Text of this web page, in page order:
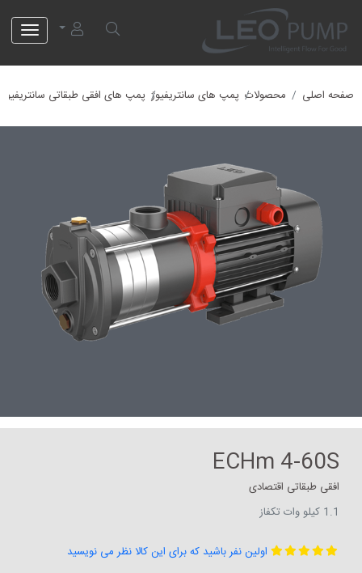
صفحه اصلی محصولات پمپ های سانتریفیوژ پمپ های افقی طبقاتی سانتریفیوژ
ECHm 4-60S
افقی طبقاتی اقتصادی
1.1 کیلو وات تکفاز
اولین نفر باشید که برای این کالا نظر می نویسید